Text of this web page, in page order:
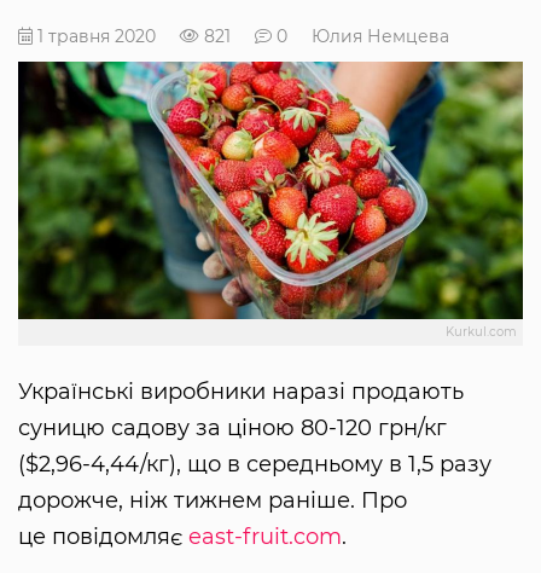
1 травня 2020 821 0 Юлия Немцева
Kurkul.com
Українські виробники наразі продають
суницю садову за ціною 80-120 грн/кг
($2,96-4,44/кг), що в середньому в 1,5 разу
дорожче, ніж тижнем раніше. Про
це повідомляє east-fruit.com.